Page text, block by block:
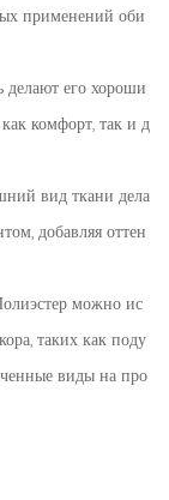
применений оби
делают его хороши
комфорт, так и д
вид ткани дела
добавляя оттен
можно ис
таких как поду
виды на про